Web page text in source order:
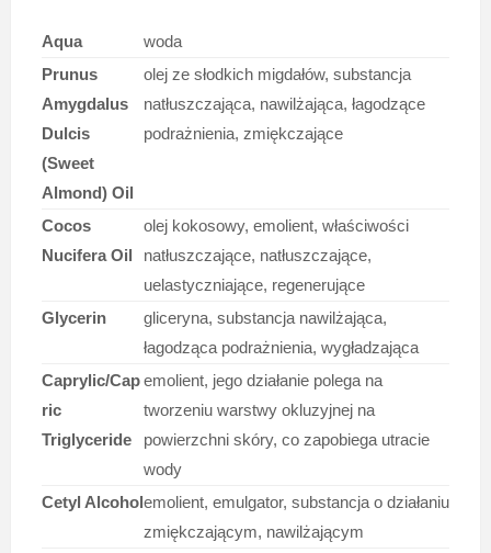
Aqua
woda
Prunus
Amygdalus
Dulcis
(Sweet
Almond) Oil
olej ze słodkich migdałów, substancja
natłuszczająca, nawilżająca, łagodzące
podrażnienia, zmiękczające
Cocos
Nucifera Oil
olej kokosowy, emolient, właściwości
natłuszczające, natłuszczające,
uelastyczniające, regenerujące
Glycerin
gliceryna, substancja nawilżająca,
łagodząca podrażnienia, wygładzająca
Caprylic/Cap
ric
Triglyceride
emolient, jego działanie polega na
tworzeniu warstwy okluzyjnej na
powierzchni skóry, co zapobiega utracie
wody
Cetyl Alcoholemolient, emulgator, substancja o działaniu
zmiękczającym, nawilżającym